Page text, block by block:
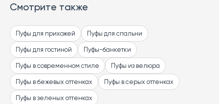
Смотрите также
Пуфы для прихожей Пуфы для спальни
Пуфы для гостиной Пуфы-банкетки
Пуфы в современном стиле Пуфы из велюра
Пуфы в бежевых оттенках Пуфы в серых оттенках
Пуфы в зеленых оттенках